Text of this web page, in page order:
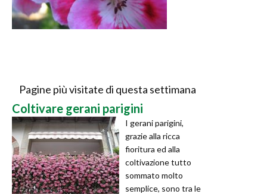
Pagine più visitate di questa settimana
Coltivare gerani parigini
I gerani parigini,
grazie alla ricca
fioritura ed alla
coltivazione tutto
sommato molto
semplice, sono tra le